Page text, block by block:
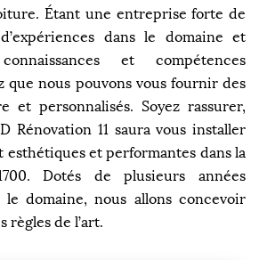
Étant une entreprise forte de
dans le domaine et
et compétences
que nous pouvons vous fournir des
et personnalisés. Soyez rassurer,
Rénovation 11 saura vous installer
esthétiques et performantes dans la
Dotés de plusieurs années
le domaine, nous allons concevoir
règles de l’art.